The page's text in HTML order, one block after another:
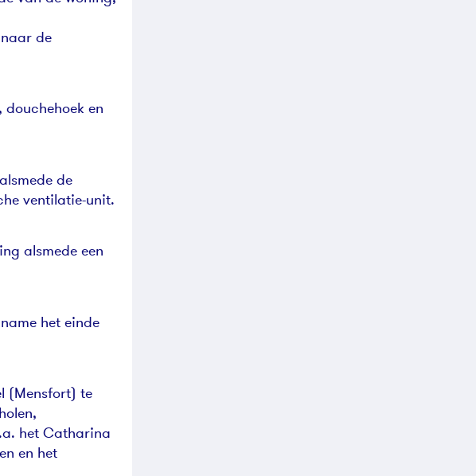
de
en
de
ventilatie-unit.
alsmede een
het einde
(Mensfort) te
het Catharina
en het